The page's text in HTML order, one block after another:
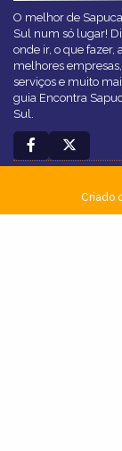
O melhor de
Sul num só lugar!
onde ir, o que fazer,
melhores empresas,
serviços e muito
guia Encontra
Sul.
Criado